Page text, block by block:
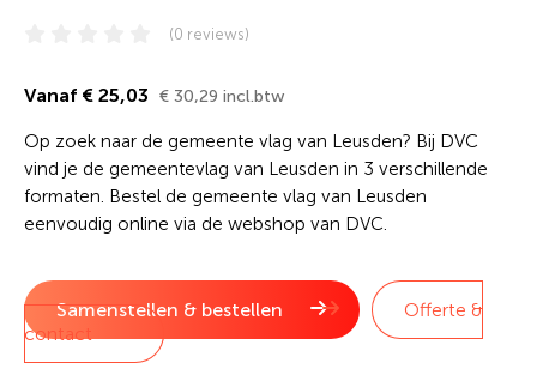
(0 reviews)
Vanaf € 25,03 € 30,29 incl.btw
Op zoek naar de gemeente vlag van Leusden? Bij DVC
vind je de gemeentevlag van Leusden in 3 verschillende
formaten. Bestel de gemeente vlag van Leusden
eenvoudig online via de webshop van DVC.
Samenstellen & bestellen
Offerte &
contact